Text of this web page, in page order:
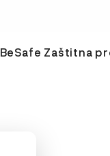
BeSafe Zaštitna